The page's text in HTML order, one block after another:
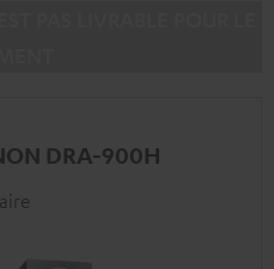
DRA-900H